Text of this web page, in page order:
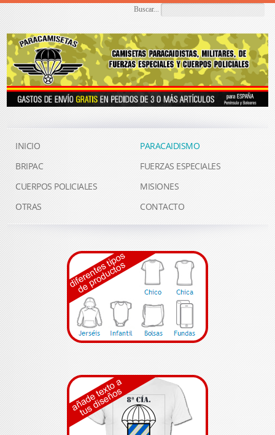
Buscar...
INICIO
PARACAIDISMO
BRIPAC
FUERZAS ESPECIALES
CUERPOS POLICIALES
MISIONES
OTRAS
CONTACTO